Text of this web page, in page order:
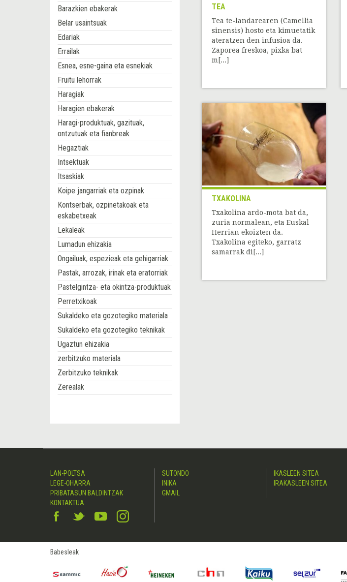
Barazkien ebakerak
Belar usaintsuak
Edariak
Errailak
Esnea, esne-gaina eta esnekiak
Fruitu lehorrak
Haragiak
Haragien ebakerak
Haragi-produktuak, gazituak,
ontzutuak eta fianbreak
Hegaztiak
Intsektuak
Itsaskiak
Koipe jangarriak eta ozpinak
Kontserbak, ozpinetakoak eta
eskabetxeak
Lekaleak
Lumadun ehizakia
Ongailuak, espezieak eta gehigarriak
Pastak, arrozak, irinak eta eratorriak
Pastelgintza- eta okintza-produktuak
Perretxikoak
Sukaldeko eta gozotegiko materiala
Sukaldeko eta gozotegiko teknikak
Ugaztun ehizakia
zerbitzuko materiala
Zerbitzuko teknikak
Zerealak
TEA
Tea te-landarearen (Camellia
sinensis) hosto eta kimuetatik
ateratzen den infusioa da.
Zaporea freskoa, pixka bat
m[...]
TXAKOLINA
Txakolina ardo-mota bat da,
zuria normalean, eta Euskal
Herrian ekoizten da.
Txakolina egiteko, garratz
samarrak di[...]
LAN-POLTSA
LEGE-OHARRA
PRIBATASUN BALDINTZAK
KONTAKTUA
SUTONDO
INIKA
GMAIL
IKASLEEN SITEA
IRAKASLEEN SITEA
Babesleak